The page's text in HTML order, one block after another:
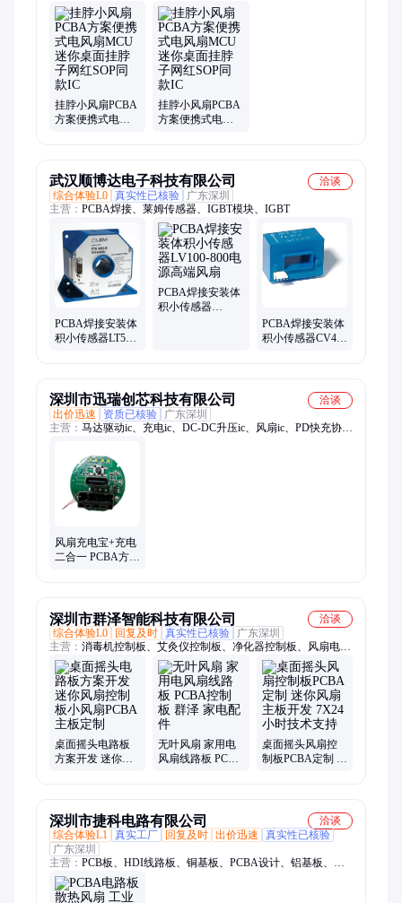
理、视频开关ic、仪表放大器、音频放大器、开关稳压器、数字
隔离器、精密放大器、运算放大器、点火控制器、开关控制器、
可编程门阵列、接口集成电路、电容电阻
挂脖小风扇PCBA
方案便携式电风
挂脖小风扇PCBA
方案便携式电风
武汉顺博达电子科技有限公司
洽谈
综合体验L0 真实性已核验
广东深圳
主营： PCBA焊接、莱姆传感器、IGBT模块、IGBT
PCBA焊接安装体
积小传感器LT58-
PCBA焊接安装体
积小传感器
PCBA焊接安装体
积小传感器CV4-
深圳市迅瑞创芯科技有限公司
洽谈
出价迅速
资质已核验
广东深圳
主营： 马达驱动ic、充电ic、DC-DC升压ic、风扇ic、PD快充协议
电池保护ic、手电筒控制ic、太阳能草坪灯ic、触摸ic、霍尔ic、
LED灯串驱动ic、移动电源方案、复位ic、幻彩灯LED驱动ic、
BLE蓝牙驱动ic、USB识别ic、功放ic、MCU单片机
风扇充电宝+充电
二合一 PCBA方案
深圳市群泽智能科技有限公司
洽谈
综合体验L0
回复及时 真实性已核验
广东深圳
主营： 消毒机控制板、艾灸仪控制板、净化器控制板、风扇电路
板、新风系统控制板
桌面摇头电路板
方案开发 迷你风
无叶风扇 家用电
风扇线路板 PCBA
桌面摇头风扇控
制板PCBA定制 迷
深圳市捷科电路有限公司
洽谈
综合体验L1 真实工厂 回复及时 出价迅速
真实性已核验
广东深圳
主营： PCB板、HDI线路板、铜基板、PCBA设计、铝基板、厚
铜板、PCB电路板、方案开发、PCB线路板、高频板、FPC板、
双面铜基板、双面铝基板、双面板、多层板、盲埋孔、PCB、线